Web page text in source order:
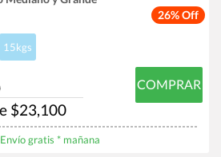
26% Off
15kgs
$23,100
COMPRAR
Envío gratis * mañana